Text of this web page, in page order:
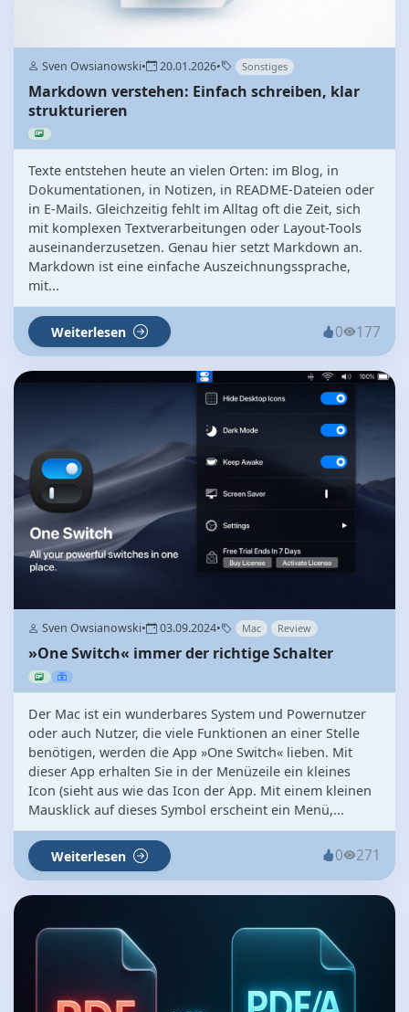
Sven Owsianowski• 20.01.2026• Sonstiges
Markdown verstehen: Einfach schreiben, klar
strukturieren
Texte entstehen heute an vielen Orten: im Blog, in
Dokumentationen, in Notizen, in README-Dateien oder
in E-Mails. Gleichzeitig fehlt im Alltag oft die Zeit, sich
mit komplexen Textverarbeitungen oder Layout-Tools
auseinanderzusetzen. Genau hier setzt Markdown an.
Markdown ist eine einfache Auszeichnungssprache,
mit...
Weiterlesen 0 177
Sven Owsianowski• 03.09.2024• Mac Review
»One Switch« immer der richtige Schalter
Der Mac ist ein wunderbares System und Powernutzer
oder auch Nutzer, die viele Funktionen an einer Stelle
benötigen, werden die App »One Switch« lieben. Mit
dieser App erhalten Sie in der Menüzeile ein kleines
Icon (sieht aus wie das Icon der App. Mit einem kleinen
Mausklick auf dieses Symbol erscheint ein Menü,...
Weiterlesen 0 271